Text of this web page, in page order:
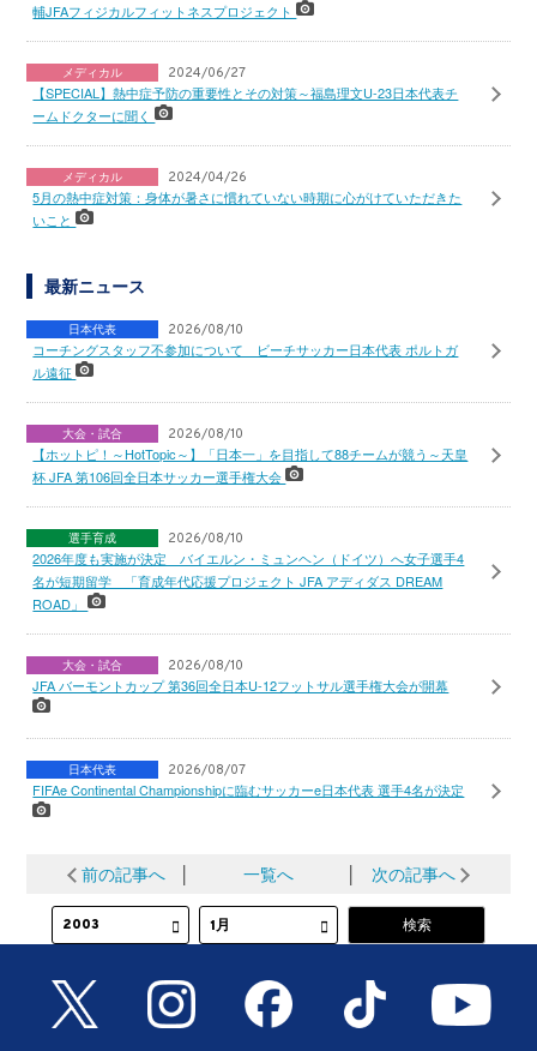
輔JFAフィジカルフィットネスプロジェクト
メディカル 2024/06/27
【SPECIAL】熱中症予防の重要性とその対策～福島理文U-23日本代表チ
ームドクターに聞く
メディカル 2024/04/26
5月の熱中症対策：身体が暑さに慣れていない時期に心がけていただきた
いこと
最新ニュース
日本代表 2026/08/10
コーチングスタッフ不参加について ビーチサッカー日本代表 ポルトガ
ル遠征
大会・試合 2026/08/10
【ホットピ！～HotTopic～】「日本一」を目指して88チームが競う～天皇
杯 JFA 第106回全日本サッカー選手権大会
選手育成 2026/08/10
2026年度も実施が決定 バイエルン・ミュンヘン（ドイツ）へ女子選手4
名が短期留学 「育成年代応援プロジェクト JFA アディダス DREAM
ROAD」
大会・試合 2026/08/10
JFA バーモントカップ 第36回全日本U-12フットサル選手権大会が開幕
日本代表 2026/08/07
FIFAe Continental Championshipに臨むサッカーe日本代表 選手4名が決定
前の記事へ 一覧へ 次の記事へ